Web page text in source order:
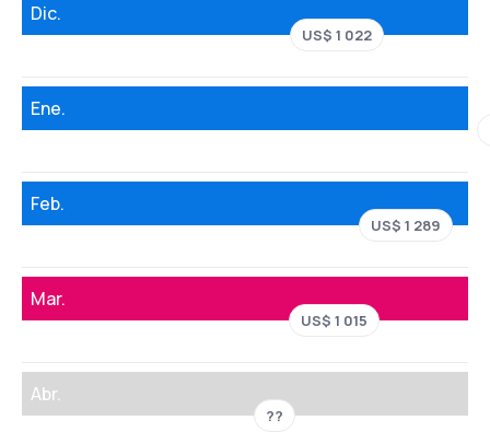
Dic.
US$ 1 022
Ene.
Feb.
US$ 1 289
Mar.
US$ 1 015
Abr.
??